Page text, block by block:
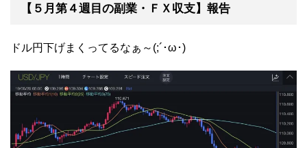
【５月第４週目の副業・ＦＸ収支】報告
ドル円下げまくってるなぁ～(;´･ω･)